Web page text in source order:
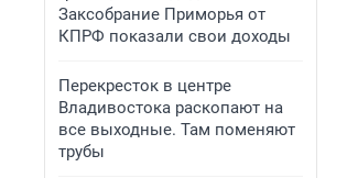
Заксобрание Приморья от
КПРФ показали свои доходы
Перекресток в центре
Владивостока раскопают на
все выходные. Там поменяют
трубы